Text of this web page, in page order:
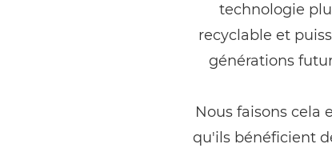
technologie
recyclable et
générations
Nous faisons cela
qu'ils bénéficient